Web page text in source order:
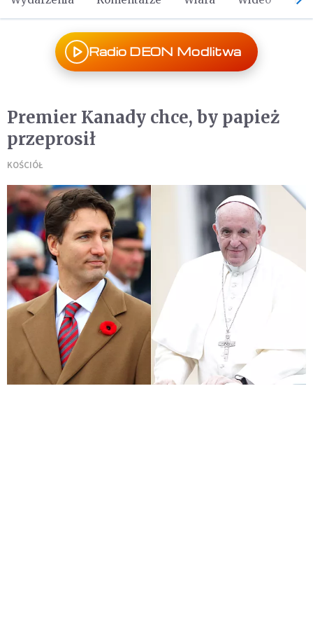
Radio DEON Modlitwa
Premier Kanady chce, by papież
przeprosił
KOŚCIÓŁ